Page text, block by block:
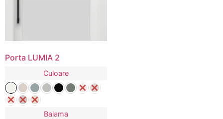
Porta LUMIA 2
Culoare
Balama